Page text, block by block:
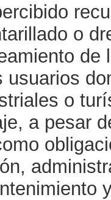
o
de
usuarios
o
a pesar